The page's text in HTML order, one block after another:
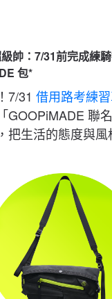
帥：7/31前完成練
包*
7/31 借用路考練
GOOPiMADE 聯
把生活的態度與